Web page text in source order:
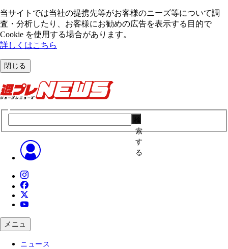
当サイトでは当社の提携先等がお客様のニーズ等について調
査・分析したり、お客様にお勧めの広告を表⽰する⽬的で
Cookie を使⽤する場合があります。
詳しくはこちら
閉じる
索
す
る
メニュ
ニュース